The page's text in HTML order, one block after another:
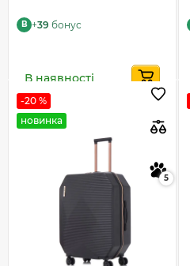
B +39 бонус
В наявності
-20 %
новинка
5